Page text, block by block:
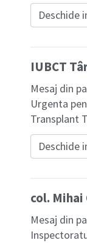
Deschide
IUBCT
Mesaj din
Urgenta
Transplant
Deschide
col. Mihai
Mesaj din